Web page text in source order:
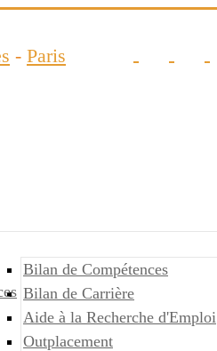
- Paris
Bilan de Compétences
Bilan de Carrière
Aide à la Recherche d'Emploi
Outplacement